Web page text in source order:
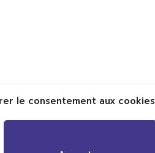
le consentement aux cookies
Val TV